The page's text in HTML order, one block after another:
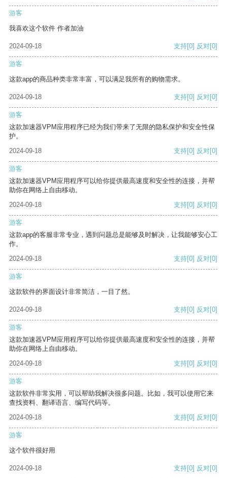
游客
我喜欢这个软件 作者加油
2024-09-18 支持[0] 反对[0]
游客
这款app的商品种类非常丰富，可以满足我所有的购物需求。
2024-09-18 支持[0] 反对[0]
游客
这款加速器VPM应用程序已经为我们带来了无限的隐私保护和安全性保
护。
2024-09-18
支持[0] 反对[0]
游客
这款加速器VPM应用程序可以给你提供最高速度和安全性的连接，并帮
助你在网络上自由移动。
2024-09-18
支持[0] 反对[0]
游客
这款app的客服非常专业，遇到问题总是能够及时解决，让我能够安心工
作。
2024-09-18
支持[0] 反对[0]
游客
这款软件的界面设计非常简洁，一目了然。
2024-09-18 支持[0] 反对[0]
游客
这款加速器VPM应用程序可以给你提供最高速度和安全性的连接，并帮
助你在网络上自由移动。
2024-09-18
支持[0] 反对[0]
游客
这款软件非常实用，可以帮助我解决很多问题。比如，我可以使用它来
查找资料、翻译语言、编写代码等。
2024-09-18
支持[0] 反对[0]
游客
这个软件很好用
2024-09-18 支持[0] 反对[0]